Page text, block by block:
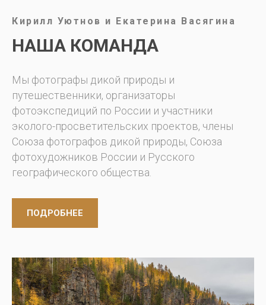
Кирилл Уютнов и Екатерина Васягина
НАША КОМАНДА
Мы фотографы дикой природы и
путешественники, организаторы
фотоэкспедиций по России и участники
эколого-просветительских проектов, члены
Союза фотографов дикой природы, Союза
фотохудожников России и Русского
географического общества.
ПОДРОБНЕЕ